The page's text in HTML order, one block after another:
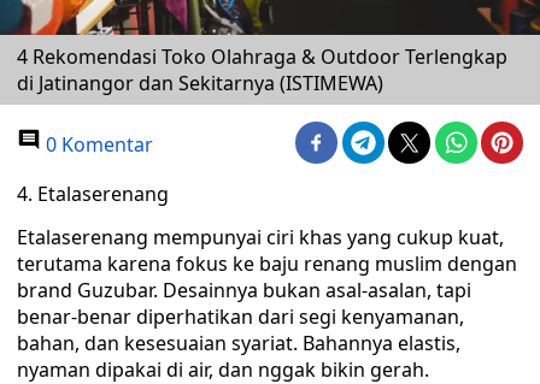
4 Rekomendasi Toko Olahraga & Outdoor Terlengkap
di Jatinangor dan Sekitarnya (ISTIMEWA)
0 Komentar
4. Etalaserenang
Etalaserenang mempunyai ciri khas yang cukup kuat,
terutama karena fokus ke baju renang muslim dengan
brand Guzubar. Desainnya bukan asal-asalan, tapi
benar-benar diperhatikan dari segi kenyamanan,
bahan, dan kesesuaian syariat. Bahannya elastis,
nyaman dipakai di air, dan nggak bikin gerah.